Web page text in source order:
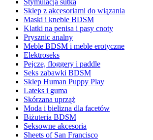
Stymulacja sutka
Sklep z akcesoriami do wiązania
Maski i kneble BDSM
Klatki na penisa i pasy cnoty
Prysznic analny
Meble BDSM i meble erotyczne
Elektroseks
Pejcze, floggery i paddle
Seks zabawki BDSM
Sklep Human Puppy Play
Lateks i guma
Skórzana uprząż
Moda i bielizna dla facetów
Biżuteria BDSM
Seksowne akcesoria
Sheets of San Francisco